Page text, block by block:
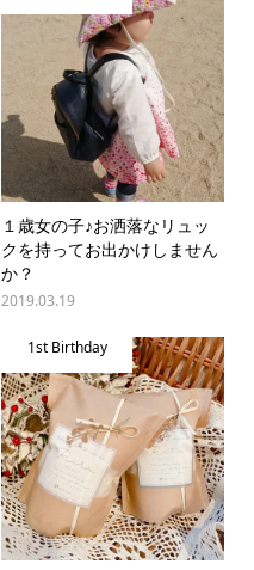
１歳女の子♪お洒落なリュッ
クを持ってお出かけしません
か？
2019.03.19
1st Birthday